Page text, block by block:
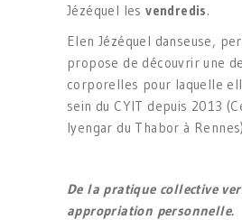
Jézéquel lesvendredis.
Elen Jézéquel danseuse,
propose de découvrir une
corporelles pour laquelle
sein du CYIT depuis 2013
Iyengar du Thabor à
De la pratique collective
appropriation personnelle.